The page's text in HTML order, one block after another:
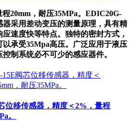
20mm，耐压35MPa。EDIC20G-
器采用差动变压的测量原理，具有精
速度快等特点。独特的密封方式，
以承受35Mpa高压。广泛应用于液压
制系统必不可少的感应器件。
位移传感器，精度＜2%，量程
。